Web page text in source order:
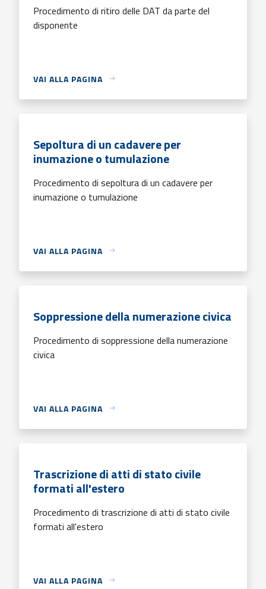
Procedimento di ritiro delle DAT da parte del
disponente
VAI ALLA PAGINA
Sepoltura di un cadavere per
inumazione o tumulazione
Procedimento di sepoltura di un cadavere per
inumazione o tumulazione
VAI ALLA PAGINA
Soppressione della numerazione civica
Procedimento di soppressione della numerazione
civica
VAI ALLA PAGINA
Trascrizione di atti di stato civile
formati all'estero
Procedimento di trascrizione di atti di stato civile
formati all'estero
VAI ALLA PAGINA